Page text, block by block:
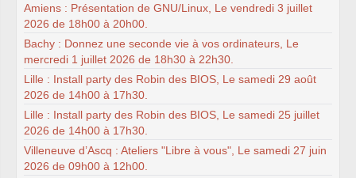
Amiens : Présentation de GNU/Linux, Le vendredi 3 juillet
2026 de 18h00 à 20h00.
Bachy : Donnez une seconde vie à vos ordinateurs, Le
mercredi 1 juillet 2026 de 18h30 à 22h30.
Lille : Install party des Robin des BIOS, Le samedi 29 août
2026 de 14h00 à 17h30.
Lille : Install party des Robin des BIOS, Le samedi 25 juillet
2026 de 14h00 à 17h30.
Villeneuve d’Ascq : Ateliers "Libre à vous", Le samedi 27 juin
2026 de 09h00 à 12h00.